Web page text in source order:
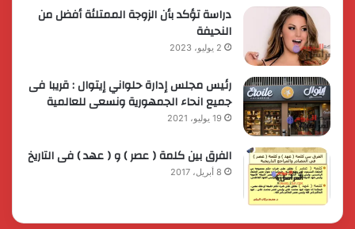
دراسة تؤكد بأن الزوجة الممتلئة أفضل من
النحيفة
2 يوليو، 2023
رئيس مجلس إدارة حلواني إيتوال : قريبا فى
جميع انحاء الجمهورية ونسعى للعالمية
19 يوليو، 2021
الفرق بين كلمة ( عصر ) و ( عهد ) فى التاريخ
8 أبريل، 2017